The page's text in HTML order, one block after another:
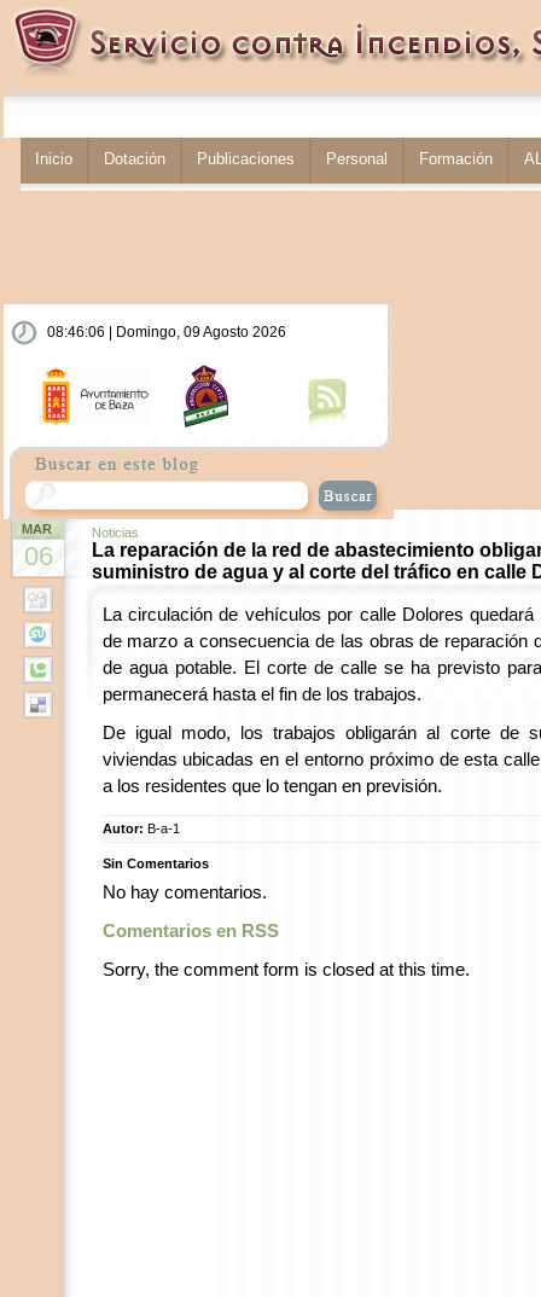
Inicio Dotación Publicaciones Personal Formación
08:46:07 | Domingo, 09 Agosto 2026
MAR
06
Noticias
La reparación de la red de abastecimiento
suministro de agua y al corte del tráfico en calle
La circulación de vehículos por calle Dolores
de marzo a consecuencia de las obras de reparación
de agua potable. El corte de calle se ha previsto
permanecerá hasta el fin de los trabajos.
De igual modo, los trabajos obligarán al corte de
viviendas ubicadas en el entorno próximo de esta
a los residentes que lo tengan en previsión.
Autor: B-a-1
Sin Comentarios
No hay comentarios.
Comentarios en RSS
Sorry, the comment form is closed at this time.